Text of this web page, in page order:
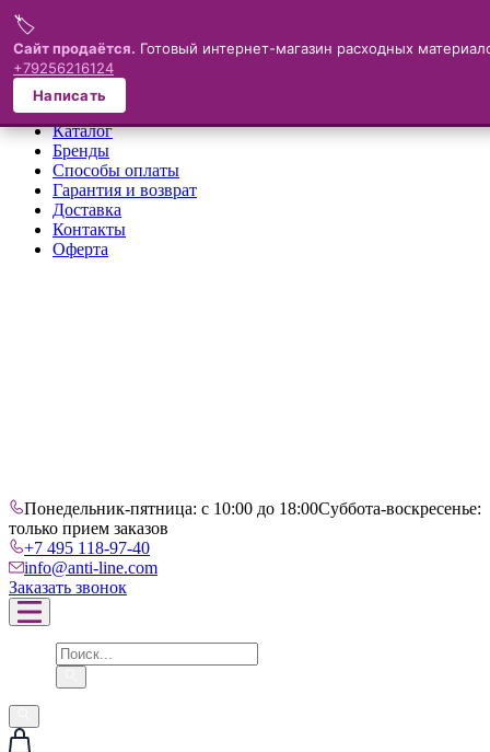
Меню
×
О компании
Каталог
Бренды
Способы оплаты
Гарантия и возврат
Доставка
Контакты
Оферта
Понедельник-пятница: с 10:00 до 18:00Суббота-воскресенье:
только прием заказов
+7 495 118-97-40
info@anti-line.com
Заказать звонок
🏷️
Сайт продаётся. Готовый интернет-магазин расходных
+79256216124
Написать